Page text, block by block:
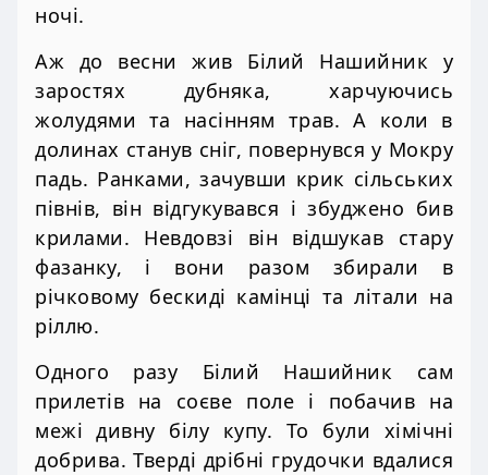
ночі.
Аж до весни жив Білий Нашийник у
заростях дубняка, харчуючись
жолудями та насінням трав. А коли в
долинах станув сніг, повернувся у Мокру
падь. Ранками, зачувши крик сільських
півнів, він відгукувався і збуджено бив
крилами. Невдовзі він відшукав стару
фазанку, і вони разом збирали в
річковому бескиді камінці та літали на
ріллю.
Одного разу Білий Нашийник сам
прилетів на соєве поле і побачив на
межі дивну білу купу. То були хімічні
добрива. Тверді дрібні грудочки вдалися